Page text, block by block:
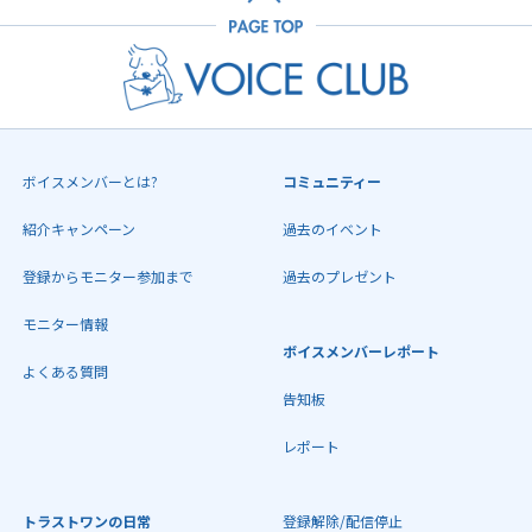
ボイスメンバーとは?
紹介キャンペーン
登録からモニター参加まで
モニター情報
よくある質問
コミュニティー
過去のイベント
過去のプレゼント
ボイスメンバーレポート
告知板
レポート
トラストワンの日常 登録解除/配信停止